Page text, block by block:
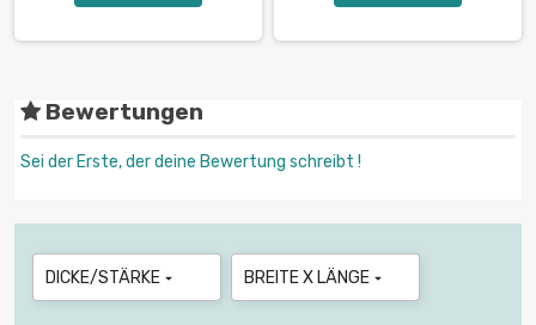
Bewertungen
Sei der Erste, der deine Bewertung schreibt !
DICKE/STÄRKE  BREITE X LÄNGE 